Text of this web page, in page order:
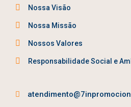
Nossa Visão
Nossa Missão
Nossos Valores
Responsabilidade Social e